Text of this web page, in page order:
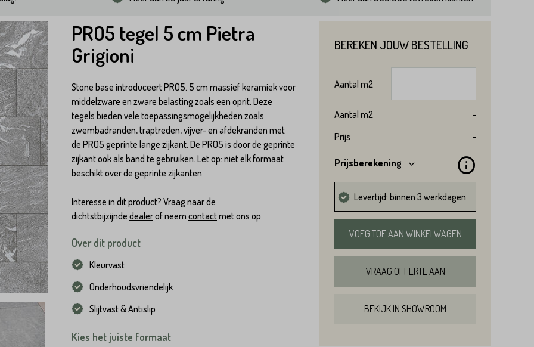
PRO5 tegel 5 cm Pietra
Grigioni
Stone base introduceert PRO5. 5 cm massief keramiek voor
middelzware en zware belasting zoals een oprit. Deze
tegels bieden vele toepassingsmogelijkheden zoals
zwembadranden, traptreden, vijver- en afdekranden met
de PRO5 geprinte lange zijkant. De PRO5 is door de geprinte
zijkant ook als band te gebruiken. Let op: niet elk formaat
beschikt over de geprinte zijkanten.
Interesse in dit product? Vraag naar de
dichtstbijzijnde dealerof neem contactmet ons op.
Over dit product
Kleurvast
Onderhoudsvriendelijk
Slijtvast & Antislip
Kies het juiste formaat
BEREKEN JOUW BESTELLING
Aantal m2
Aantal m2
-
Prijs
-
Prijsberekening
Levertijd: binnen 3 werkdagen
VOEG TOE AAN WINKELWAGEN
VRAAG OFFERTE AAN
BEKIJK IN SHOWROOM